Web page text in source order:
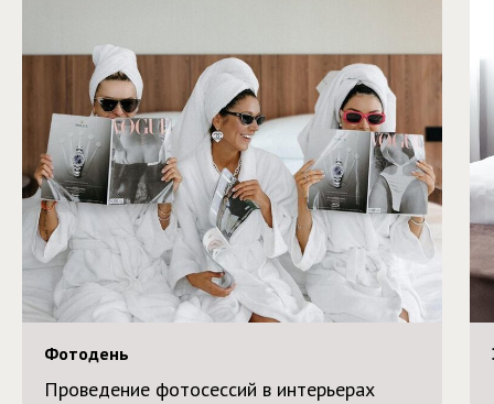
Фотодень
Проведение фотосессий в интерьерах